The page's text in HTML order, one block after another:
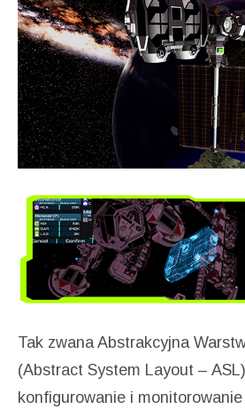
Tak zwana Abstrakcyjna
(Abstract System Layout –
konfigurowanie i